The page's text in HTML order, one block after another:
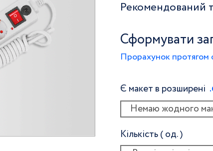
Рекомендований
Сформувати
Прорахунок протягом
Є макет в розширені
Немаю жодного
Кількість ( од. )